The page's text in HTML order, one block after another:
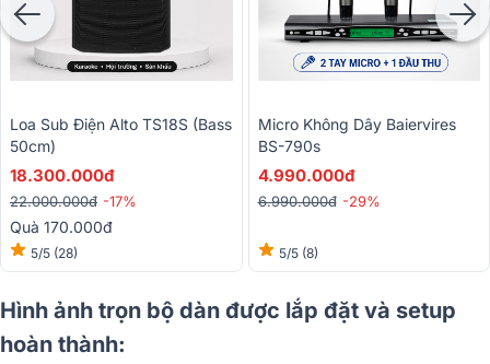
Loa Sub Điện Alto TS18S (bass
50cm)
18.300.000đ
22.000.000đ -17%
Quà 170.000đ
5/5 (28)
Micro Không Dây Baiervires
BS-790s
4.990.000đ
6.990.000đ -29%
5/5 (8)
Hình ảnh trọn bộ dàn được lắp đặt và setup
hoàn thành: